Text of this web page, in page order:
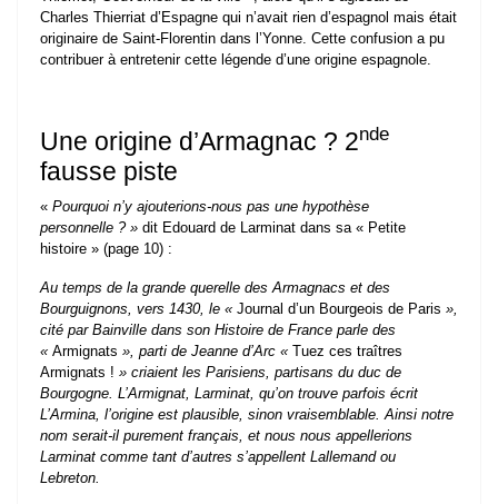
Charles Thierriat d’Espagne qui n’avait rien d’espagnol mais était
originaire de Saint-Florentin dans l’Yonne. Cette confusion a pu
contribuer à entretenir cette légende d’une origine espagnole.
Une origine d’Armagnac ? 2nde
fausse piste
« Pourquoi n’y ajouterions-nous pas une hypothèse
personnelle ? » dit Edouard de Larminat dans sa « Petite
histoire » (page 10) :
Au temps de la grande querelle des Armagnacs et des
Bourguignons, vers 1430, le « Journal d’un Bourgeois de Paris »,
cité par Bainville dans son Histoire de France parle des
« Armignats », parti de Jeanne d’Arc « Tuez ces traîtres
Armignats ! » criaient les Parisiens, partisans du duc de
Bourgogne. L’Armignat, Larminat, qu’on trouve parfois écrit
L’Armina, l’origine est plausible, sinon vraisemblable. Ainsi notre
nom serait-il purement français, et nous nous appellerions
Larminat comme tant d’autres s’appellent Lallemand ou
Lebreton.